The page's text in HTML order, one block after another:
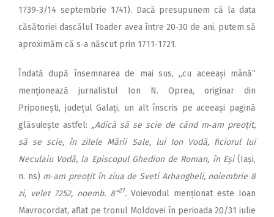
1739‑3/14 septembrie 1741). Dacă presupunem că la data
căsătoriei dascălul Toader avea între 20‑30 de ani, putem să
aproximăm că s‑a născut prin 1711‑1721.
Îndată după însemnarea de mai sus, „cu aceeași mână“
menționează jurnalistul Ion N. Oprea, originar din
Priponești, județul Galați, un alt înscris pe aceeași pagină
glăsuiește astfel: „Adică să se scie de când m‑am preoțit,
să se scie, în zilele Mării Sale, lui Ion Vodă, ficiorul lui
Neculaiu Vodă, la Episcopul Ghedion de Roman, în Eși(Iași,
n. ns) m‑am preoțit în ziua de Sveti Arhangheli, noiembrie 8
zi, velet 7252, noemb. 8“21. Voievodul menționat este Ioan
Mavrocordat, aflat pe tronul Moldovei în perioada 20/31 iulie